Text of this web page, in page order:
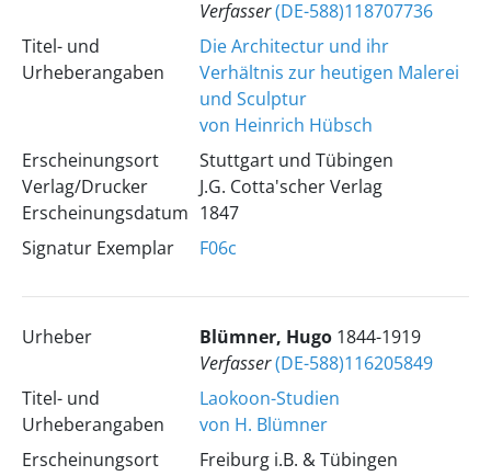
Verfasser(DE-588)118707736
Titel- und
Urheberangaben
Die Architectur und ihr
Verhältnis zur heutigen Malerei
und Sculptur
von Heinrich Hübsch
Erscheinungsort
Verlag/Drucker
Erscheinungsdatum
Stuttgart und Tübingen
J.G. Cotta'scher Verlag
1847
Signatur Exemplar
F06c
Urheber Blümner, Hugo 1844-1919
Verfasser(DE-588)116205849
Titel- und
Urheberangaben
Laokoon-Studien
von H. Blümner
Erscheinungsort
Freiburg i.B. & Tübingen